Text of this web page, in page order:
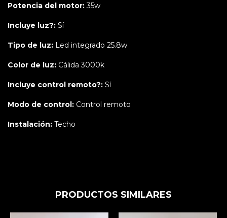
Potencia del motor:35w
Incluye luz?: Sí
Tipo de luz: Led integrado 25.8w
Color de luz: Cálida 3000k
Incluye control remoto?: Sí
Modo de control: Control remoto
Instalación: Techo
PRODUCTOS SIMILARES